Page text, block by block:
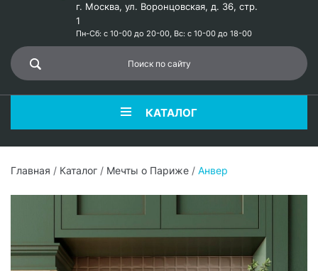
г. Москва, ул. Воронцовская, д. 36, стр.
1
Пн-Сб: с 10-00 до 20-00, Вс: с 10-00 до 18-00
КАТАЛОГ
Главная / Каталог / Мечты о Париже / Анвер